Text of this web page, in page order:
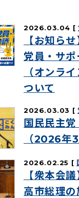
部屋
ストア（新しいタブ
うさぎ（新しいタブで
インスクール（新し
部（新しいタブで開く
イン （新しいタブで
リシー
2026.03.04
【お知ら
党員・サ
（オンラ
ついて
2026.03.03
国民民主
（2026年3
2026.02.25
【衆本会
高市総理